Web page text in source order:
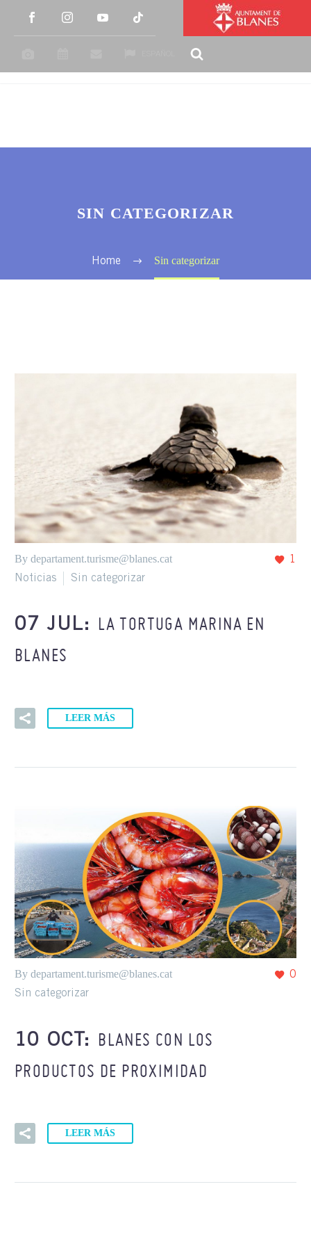
SIN CATEGORIZAR
Home Sin categorizar
1
By departament.turisme@blanes.cat
Noticias Sin categorizar
07 JUL: LA TORTUGA MARINA EN
BLANES
LEER MÁS
0
By departament.turisme@blanes.cat
Sin categorizar
10 OCT: BLANES CON LOS
PRODUCTOS DE PROXIMIDAD
LEER MÁS